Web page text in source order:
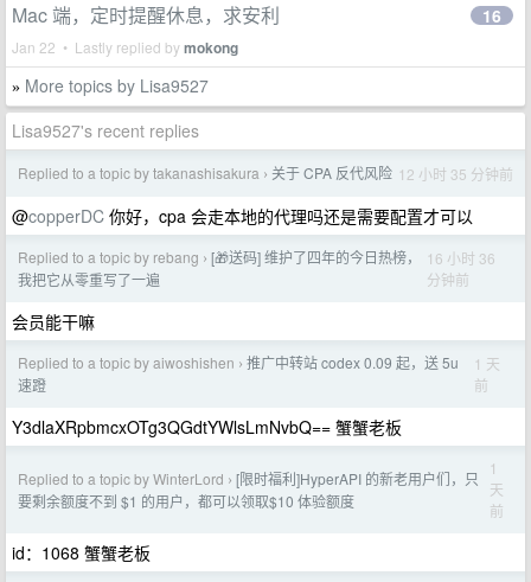
Mac 端，定时提醒休息，求安利
Jan 22 • Lastly replied bymokong
16
» More topics by Lisa9527
Lisa9527's recent replies
Replied to a topic by takanashisakura › 关于 CPA 反代风险 12 小时 35 分钟前
@copperDC 你好，cpa 会走本地的代理吗还是需要配置才可以
Replied to a topic by rebang › [🎁送码] 维护了四年的今日热榜，
我把它从零重写了一遍
16 小时 36
分钟前
会员能干嘛
Replied to a topic by aiwoshishen › 推广中转站 codex 0.09 起，送 5u
速蹬
1 天
前
Y3dlaXRpbmcxOTg3QGdtYWlsLmNvbQ== 蟹蟹老板
Replied to a topic by WinterLord › [限时福利]HyperAPI 的新老用户们，只
要剩余额度不到 $1 的用户，都可以领取$10 体验额度
1
天
前
id：1068 蟹蟹老板